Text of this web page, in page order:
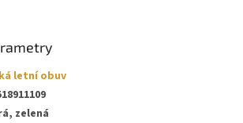
letní obuv
zelená